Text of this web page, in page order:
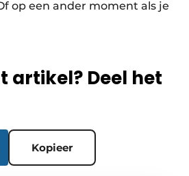
op een ander moment als je
artikel? Deel het
Kopieer